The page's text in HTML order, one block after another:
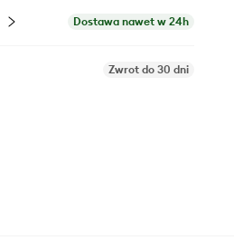
Dostawa nawet w 24h
Zwrot do 30 dni